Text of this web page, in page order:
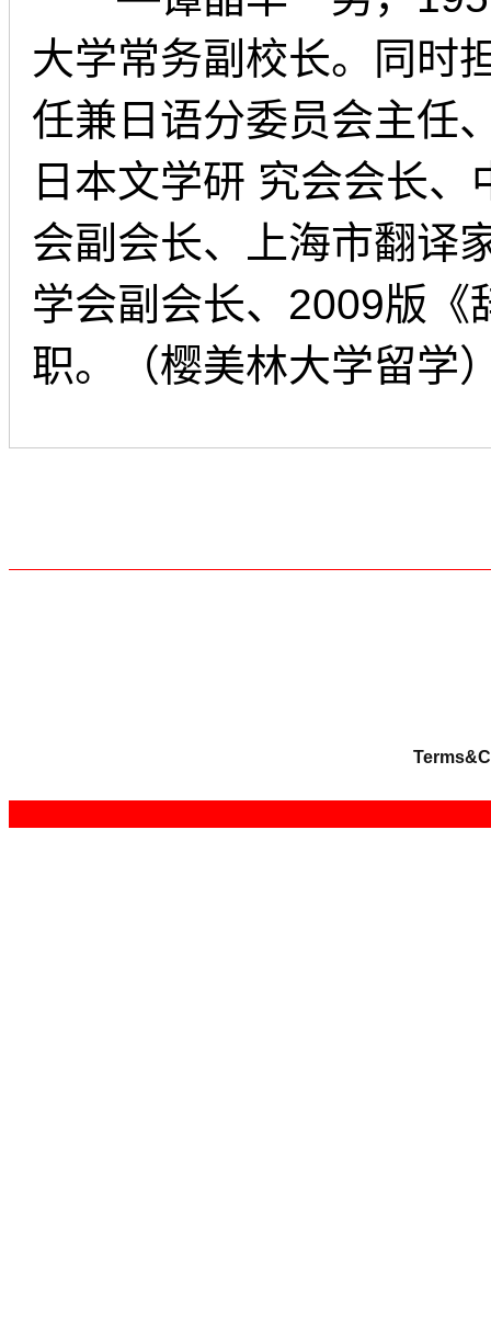
大学常务副校长。同时
任兼日语分委员会主任
日本文学研 究会会长
会副会长、上海市翻译
学会副会长、2009版《
职。（樱美林大学留学